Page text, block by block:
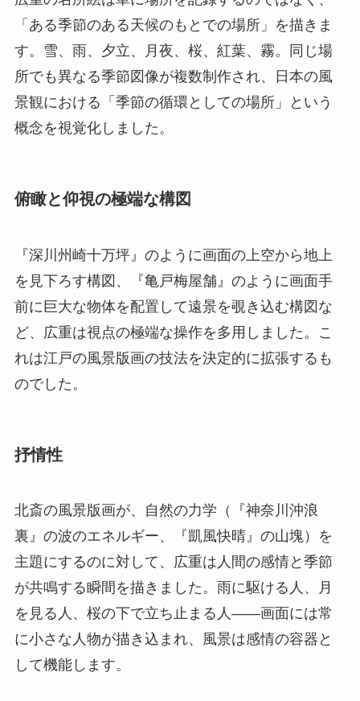
「ある季節のある天候のもとでの場所」を描きま
す。雪、雨、夕立、月夜、桜、紅葉、霧。同じ場
所でも異なる季節図像が複数制作され、日本の風
景観における「季節の循環としての場所」という
概念を視覚化しました。
俯瞰と仰視の極端な構図
『深川州崎十万坪』のように画面の上空から地上
を見下ろす構図、『亀戸梅屋舗』のように画面手
前に巨大な物体を配置して遠景を覗き込む構図な
ど、広重は視点の極端な操作を多用しました。こ
れは江戸の風景版画の技法を決定的に拡張するも
のでした。
抒情性
北斎の風景版画が、自然の力学（『神奈川沖浪
裏』の波のエネルギー、『凱風快晴』の山塊）を
主題にするのに対して、広重は人間の感情と季節
が共鳴する瞬間を描きました。雨に駆ける人、月
を見る人、桜の下で立ち止まる人——画面には常
に小さな人物が描き込まれ、風景は感情の容器と
して機能します。